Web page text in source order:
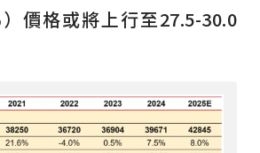
價格或將上行至27.5-30.0